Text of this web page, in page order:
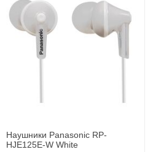
Наушники Panasonic RP-
HJE125E-W White